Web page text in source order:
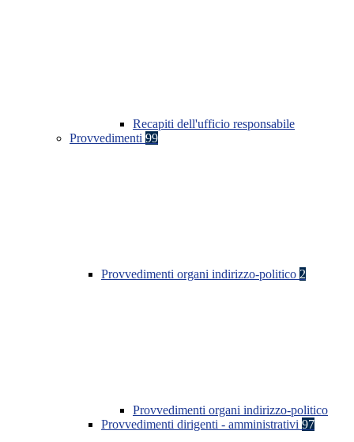
Recapiti dell'ufficio responsabile
Provvedimenti 99
Provvedimenti organi indirizzo-politico 2
Provvedimenti organi indirizzo-politico
Provvedimenti dirigenti - amministrativi 97